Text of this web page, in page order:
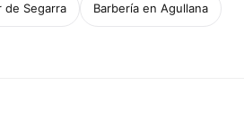
de Segarra Barbería en Agullana